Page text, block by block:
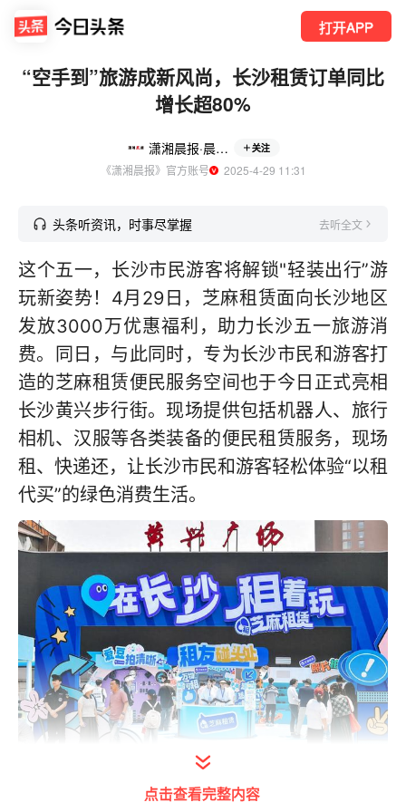
打开APP
“空手到”旅游成新风尚，长沙租赁订单同比
增长超80%
潇湘晨报·晨视频 关注
《潇湘晨报》官方账号
  2025-4-29 11:31
头条听资讯，时事尽掌握 去听全文
这个五一，长沙市民游客将解锁"轻装出行”游
玩新姿势！4月29日，芝麻租赁面向长沙地区
发放3000万优惠福利，助力长沙五一旅游消
费。同日，与此同时，专为长沙市民和游客打
造的芝麻租赁便民服务空间也于今日正式亮相
长沙黄兴步行街。现场提供包括机器人、旅行
相机、汉服等各类装备的便民租赁服务，现场
租、快递还，让长沙市民和游客轻松体验“以租
代买”的绿色消费生活。
至5月5日，长沙市民和游客上支付宝搜索“租
点击查看完整内容